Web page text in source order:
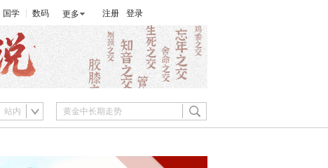
国学 数码 更多 注册 登录
站内